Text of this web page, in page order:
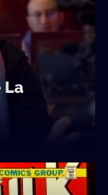
La